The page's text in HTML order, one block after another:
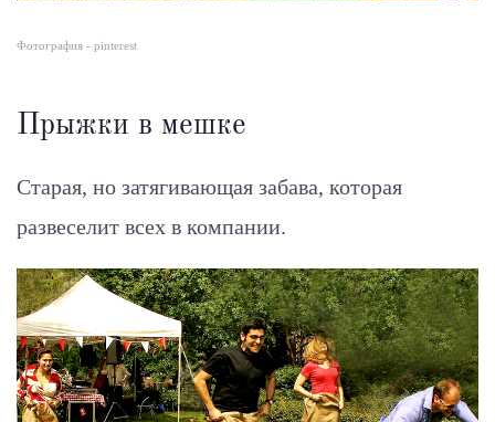
Фотография - pinterest
Прыжки в мешке
Старая, но затягивающая забава, которая
развеселит всех в компании.